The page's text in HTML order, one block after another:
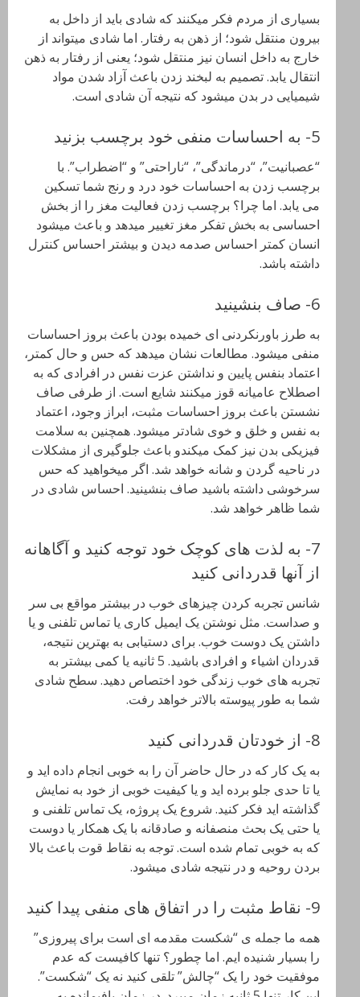
بسیاری از مردم فکر میکنند که شادی باید از داخل به
بیرون منتقل شود؛ از ذهن به رفتار. اما شادی میتواند از
خارج به داخل انسان نیز منتقل شود؛ یعنی از رفتار به ذهن
انتقال یابد. تصمیم به لبخند زدن باعث آزاد شدن مواد
شیمیایی در بدن میشود که نتیجه آن شادی است.
5- به احساسات منفی خود برچسب بزنید
“عصبانیت”، “درماندگی”، “ناراحتی” و “اضطراب”. با
برچسب زدن به احساسات خود درد و رنج شما تسکین
می یابد. اما چرا؟ برچسب زدن فعالیت مغز را از بخش
احساسی به بخش تفکر مغز تغییر میدهد و باعث میشود
انسان کمتر احساس صدمه دیدن و بیشتر احساس کنترل
داشته باشد.
6- صاف بنشینید
به طرز باورنکردنی ای خمیده بودن باعث بروز احساسات
منفی میشود. مطالعات نشان میدهد که حس و حال کمتر،
اعتماد بنفس پایین و نداشتن عزت نفس در افرادی که به
اصطلاح عامیانه قوز میکنند شایع است. از طرفی صاف
نشستن باعث بروز احساسات مثبت، ابراز وجود، اعتماد
به نفس و خلق و خوی شادتر میشود. همچنین به سلامت
فیزیکی بدن نیز کمک میکندو باعث جلوگیری از مشکلات
در ناحیه گردن و شانه خواهد شد. اگر میخواهید که حس
سرخوشی داشته باشید صاف بنشینید. احساس شادی در
شما ظاهر خواهد شد.
7- به لذت های کوچک خود توجه کنید و آگاهانه
از آنها قدردانی کنید
شانس تجربه کردن چیزهای خوب در بیشتر مواقع بی سر
و صداست. مثل نوشتن یک ایمیل کاری یا تماس تلفنی و یا
داشتن یک دوست خوب. برای دستیابی به بهترین نتیجه،
قدردان اشیاء و افرادی باشید. 5 ثانیه یا کمی بیشتر به
تجربه های خوب زندگی خود اختصاص دهید. سطح شادی
شما به طور پیوسته بالاتر خواهد رفت.
8- از خودتان قدردانی کنید
به یک کار که در حال حاضر آن را به خوبی انجام داده اید و
یا تا حدی جلو برده اید و یا کیفیت خوبی از خود به نمایش
گذاشته اید فکر کنید. شروع یک پروژه، یک تماس تلفنی و
یا حتی یک بحث منصفانه و صادقانه با یک همکار یا دوست
که به خوبی تمام شده است. توجه به نقاط قوت باعث بالا
بردن روحیه و در نتیجه شادی میشود.
9- نقاط مثبت را در اتفاق های منفی پیدا کنید
همه ما جمله ی “شکست مقدمه ای است برای پیروزی”
را بسیار شنیده ایم. اما چطور؟ تنها کافیست که عدم
موفقیت خود را یک “چالش” تلقی کنید نه یک “شکست”.